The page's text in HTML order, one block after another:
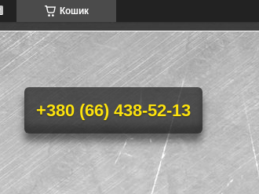
Кошик
+380 (66) 438-52-13